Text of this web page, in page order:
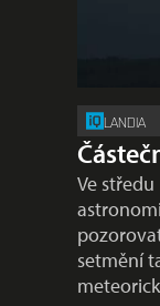
LANDIA
Ve
setmění